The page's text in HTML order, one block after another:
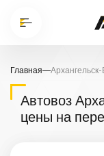
Главная—
Автовоз
цены на